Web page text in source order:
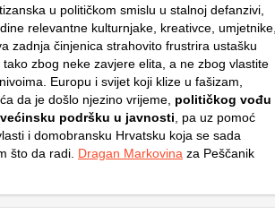
u političkom smislu u stalnoj defanzivi,
relevantne kulturnjake, kreativce, umjetnike,
zadnja činjenica strahovito frustrira ustašku
zbog neke zavjere elita, a ne zbog vlastite
Europu i svijet koji klize u fašizam,
da je došlo njezino vrijeme, političkog vođu
podršku u javnosti , pa uz pomoć
i domobransku Hrvatsku koja se sada
što da radi. Dragan Markovina za Peščanik